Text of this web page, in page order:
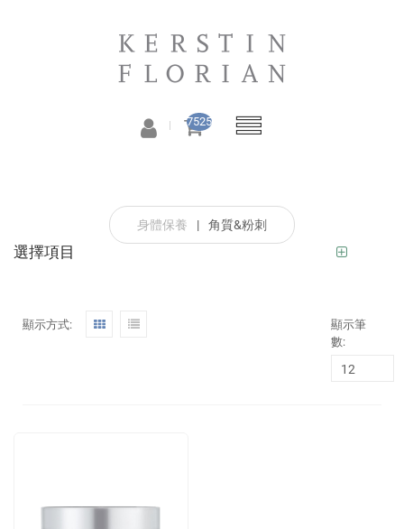
7525
身體保養 | 角質&粉刺
選擇項目
顯示方式:
顯示筆
數: